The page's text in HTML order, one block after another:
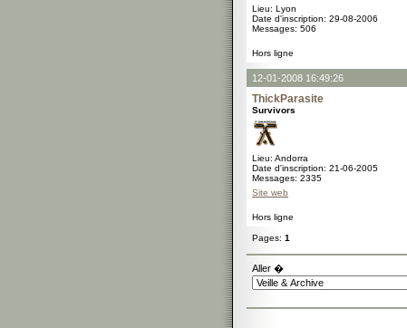
Lieu: Lyon
Date d'inscription: 29-08-2006
Messages: 506
Hors ligne
12-01-2008 16:49:26
ThickParasite
Survivors
Lieu: Andorra
Date d'inscription: 21-06-2005
Messages: 2335
Site web
Hors ligne
Pages: 1
Aller �